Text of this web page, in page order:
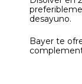
desayuno.
Bayer te